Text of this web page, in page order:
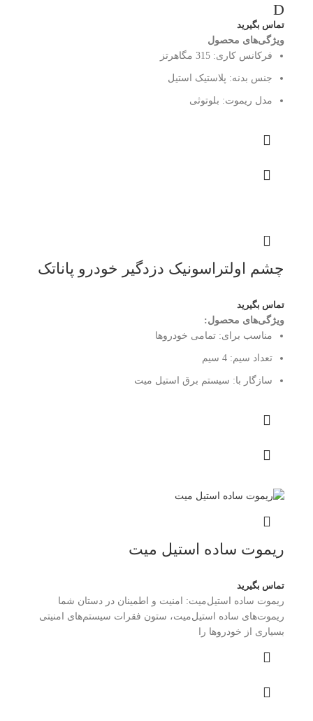
D
تماس بگیرید
ویژگی‌های محصول
فرکانس کاری: 315 مگاهرتز
جنس بدنه: پلاستیک استیل
مدل ریموت: بلوتوثی
چشم اولتراسونیک دزدگیر خودرو پاناتک
تماس بگیرید
ویژگی‌های محصول:
مناسب برای: تمامی خودروها
تعداد سیم: 4 سیم
سازگار با: سیستم برق استیل میت
ریموت ساده استیل میت
تماس بگیرید
ریموت ساده استیل‌میت: امنیت و اطمینان در دستان شما
ریموت‌های ساده استیل‌میت، ستون فقرات سیستم‌های امنیتی
بسیاری از خودروها را